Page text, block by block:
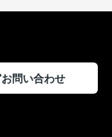
お問い合わせ